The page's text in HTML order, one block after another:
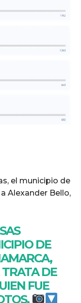
el municipio de
Alexander Bello,
DE
TRATA DE
FUE